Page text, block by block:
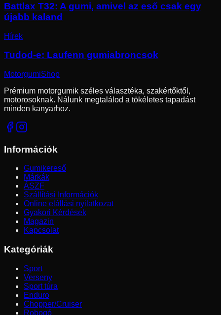
Battlax T32: A gumi, amivel az eső csak egy
újabb kaland
Hírek
Tudod-e: Laufenn gumiabroncsok
MotorgumiShop
Prémium motorgumik széles választéka, szakértőktől,
motorosoknak. Nálunk megtalálod a tökéletes tapadást
minden kanyarhoz.
Információk
Gumikereső
Márkák
ÁSZF
Szállítási Információk
Online elállási nyilatkozat
Gyakori Kérdések
Magazin
Kapcsolat
Kategóriák
Sport
Verseny
Sport túra
Enduro
Chopper/Cruiser
Robogó